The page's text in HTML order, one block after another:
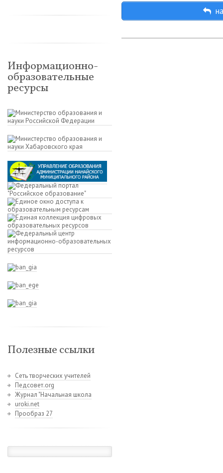
Информационно-
образовательные
ресурсы
Полезные ссылки
Сеть творческих учителей
Педсовет.org
Журнал "Начальная школа
uroki.net
Прообраз 27